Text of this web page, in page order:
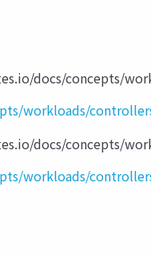
docs/concepts/
workloads/
docs/concepts/
workloads/